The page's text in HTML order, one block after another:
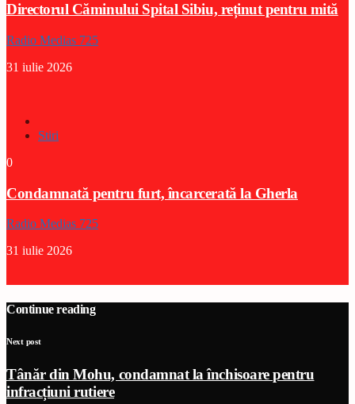
Directorul Căminului Spital Sibiu, reținut pentru mită
Radio Medias 725
31 iulie 2026
Stiri
0
Condamnată pentru furt, încarcerată la Gherla
Radio Medias 725
31 iulie 2026
Continue reading
Next post
Tânăr din Mohu, condamnat la închisoare pentru
infracțiuni rutiere